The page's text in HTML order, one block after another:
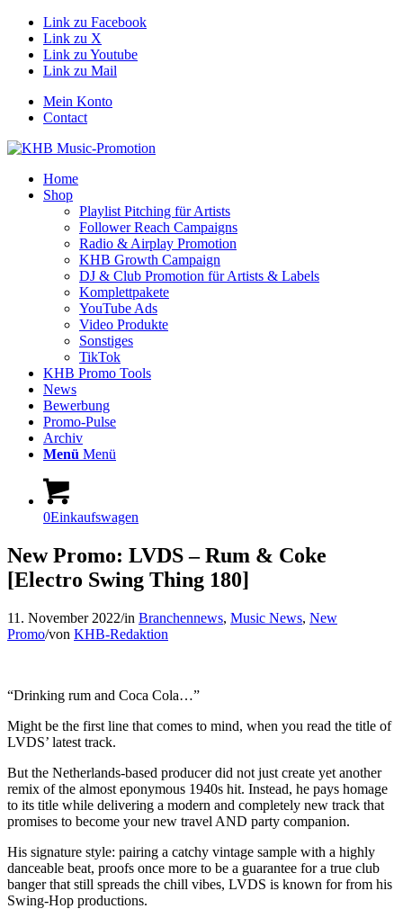
Link zu Facebook
Link zu X
Link zu Youtube
Link zu Mail
Mein Konto
Contact
Home
Shop
Playlist Pitching für Artists
Follower Reach Campaigns
Radio & Airplay Promotion
KHB Growth Campaign
DJ & Club Promotion für Artists & Labels
Komplettpakete
YouTube Ads
Video Produkte
Sonstiges
TikTok
KHB Promo Tools
News
Bewerbung
Promo-Pulse
Archiv
Menü Menü
0Einkaufswagen
New Promo: LVDS – Rum & Coke
[Electro Swing Thing 180]
11. November 2022/in Branchennews, Music News, New
Promo/von KHB-Redaktion
“Drinking rum and Coca Cola…”
Might be the first line that comes to mind, when you read the title of
LVDS’ latest track.
But the Netherlands-based producer did not just create yet another
remix of the almost eponymous 1940s hit. Instead, he pays homage
to its title while delivering a modern and completely new track that
promises to become your new travel AND party companion.
His signature style: pairing a catchy vintage sample with a highly
danceable beat, proofs once more to be a guarantee for a true club
banger that still spreads the chill vibes, LVDS is known for from his
Swing-Hop productions.